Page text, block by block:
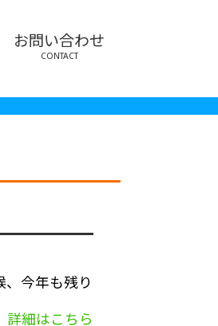
お問い合わせ
CONTACT
今年も残り
詳細はこちら